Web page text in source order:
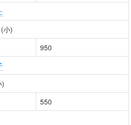
小)
950
)
550